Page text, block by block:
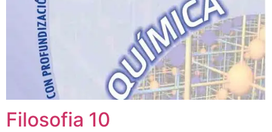
Filosofia 10